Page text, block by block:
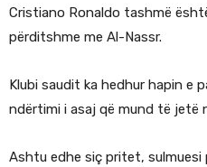
Cristiano Ronaldo tashmë
përditshme me Al-Nassr.
Klubi saudit ka hedhur hapin e
ndërtimi i asaj që mund të jetë
Ashtu edhe siç pritet,